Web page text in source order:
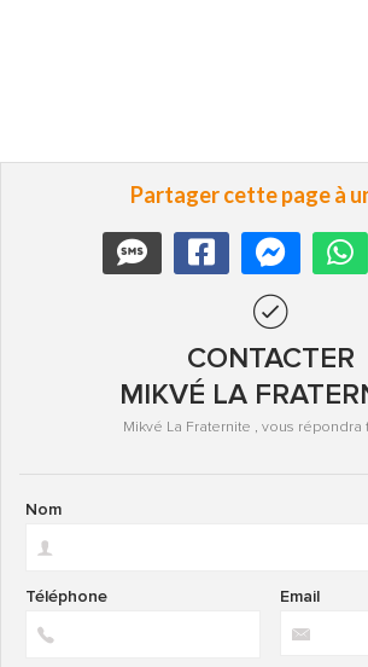
Partager cette page à
CONTACTER
MIKVÉ LA
Mikvé La Fraternite , vous répondra
Nom
Email
Téléphone